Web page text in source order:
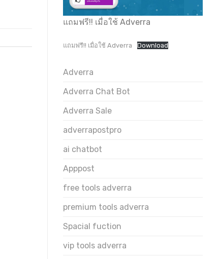
แถมฟรี!! เมื่อใช้ Adverra
แถมฟรี!! เมื่อใช้ Adverra Download
Adverra
Adverra Chat Bot
Adverra Sale
adverrapostpro
ai chatbot
Apppost
free tools adverra
premium tools adverra
Spacial fuction
vip tools adverra